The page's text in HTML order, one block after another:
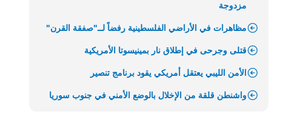
مزدوجة
مظاهرات في الأراضي الفلسطينية رفضاً لــ"صفقة القرن"
قتلى وجرحى في إطلاق نار بمينيسوتا الأمريكية
الأمن الليبي يعتقل أمريكي يقود برنامج تنصير
واشنطن قلقة من الإخلال بالوضع الأمني في جنوب سوريا